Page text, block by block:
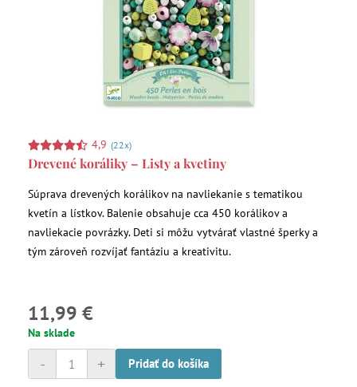
4,9 (22x)
Drevené koráliky – Listy a kvetiny
Súprava drevených korálikov na navliekanie s tematikou
kvetín a lístkov. Balenie obsahuje cca 450 korálikov a
navliekacie povrázky. Deti si môžu vytvárať vlastné šperky a
tým zároveň rozvíjať fantáziu a kreativitu.
11,99 €
Na sklade
+
- Pridať do košíka